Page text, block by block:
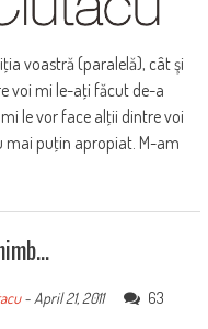
voastră (paralelă), cât şi
voi mi le-aţi făcut de-a
le vor face alţii dintre voi
mai puţin apropiat. M-am
-April 21, 2011
63